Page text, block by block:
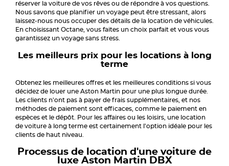
réserver la voiture de vos rêves ou de répondre à vos questions.
Nous savons que planifier un voyage peut être stressant, alors
laissez-nous nous occuper des détails de la location de véhicules.
En choisissant Octane, vous faites un choix parfait et vous vous
garantissez un voyage sans stress.
Les meilleurs prix pour les locations à long
terme
Obtenez les meilleures offres et les meilleures conditions si vous
décidez de louer une Aston Martin pour une plus longue durée.
Les clients n'ont pas à payer de frais supplémentaires, et nos
méthodes de paiement sont efficaces, comme le paiement en
espèces et le dépôt. Pour les affaires ou les loisirs, une location
de voiture à long terme est certainement l'option idéale pour les
clients de haut niveau.
Processus de location d'une voiture de
luxe Aston Martin DBX